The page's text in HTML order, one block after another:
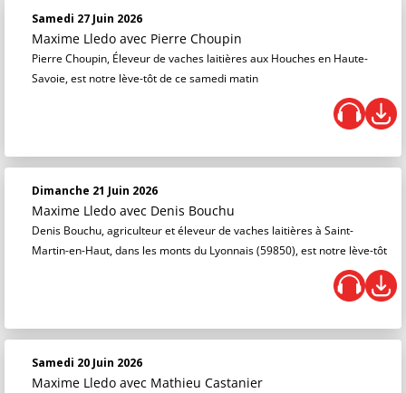
Samedi 27 Juin 2026
Maxime Lledo avec Pierre Choupin
Pierre Choupin, Éleveur de vaches laitières aux Houches en Haute-
Savoie, est notre lève-tôt de ce samedi matin
Dimanche 21 Juin 2026
Maxime Lledo avec Denis Bouchu
Denis Bouchu, agriculteur et éleveur de vaches laitières à Saint-
Martin-en-Haut, dans les monts du Lyonnais (59850), est notre lève-tôt
Samedi 20 Juin 2026
Maxime Lledo avec Mathieu Castanier